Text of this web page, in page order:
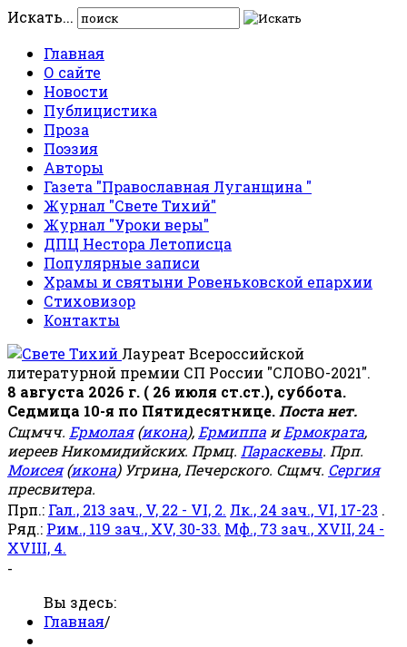
Искать...
Главная
О сайте
Новости
Публицистика
Проза
Поэзия
Авторы
Газета "Православная Луганщина "
Журнал "Свете Тихий"
Журнал "Уроки веры"
ДПЦ Нестора Летописца
Популярные записи
Храмы и святыни Ровеньковской епархии
Стиховизор
Контакты
Лауреат Всероссийской
литературной премии СП России "СЛОВО-2021".
8 августа 2026 г. ( 26 июля ст.ст.), суббота.
Седмица 10-я по Пятидесятнице. Поста нет.
Сщмчч. Ермолая(икона), Ермиппа иЕрмократа,
иереев Никомидийских. Прмц. Параскевы. Прп.
Моисея(икона) Угрина, Печерского. Сщмч. Сергия
пресвитера.
Прп.: Гал., 213 зач., V, 22 - VI, 2. Лк., 24 зач., VI, 17-23 .
Ряд.: Рим., 119 зач., XV, 30-33. Мф., 73 зач., XVII, 24 -
XVIII, 4.
-
Вы здесь:
Главная/